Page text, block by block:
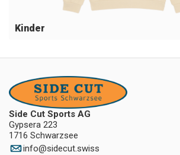
Kinder
Side Cut Sports AG
Gypsera 223
1716 Schwarzsee
info@sidecut.swiss